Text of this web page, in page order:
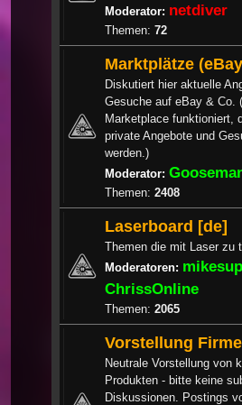
Moderator: netdiver
Themen: 72
Marktplätze
Diskutiert hier aktuelle
Gesuche auf eBay & Co.
Marketplace funktioniert,
private Angebote und
werden.)
Moderator:
Themen: 2408
Laserboard [de]
Themen die mit Laser zu
Moderatoren:
ChrissOnline
Themen: 2065
Vorstellung
Neutrale Vorstellung von
Produkten - bitte keine
Diskussionen. Postings